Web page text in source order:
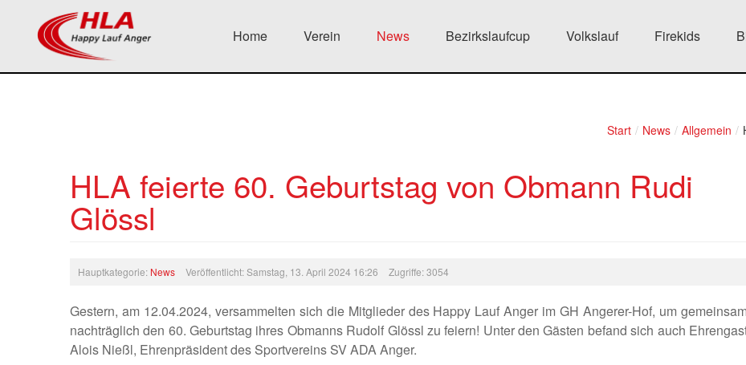
Home Verein News Bezirkslaufcup Volkslauf Firekids
Start / News / Allgemein /
HLA feierte 60. Geburtstag von Obmann Rudi
Glössl
Hauptkategorie: News Veröffentlicht: Samstag, 13. April 2024 16:26 Zugriffe: 3054
Gestern, am 12.04.2024, versammelten sich die Mitglieder des Happy Lauf Anger im GH Angerer-Hof, um
nachträglich den 60. Geburtstag ihres Obmanns Rudolf Glössl zu feiern! Unter den Gästen befand sich auch
Alois Nießl, Ehrenpräsident des Sportvereins SV ADA Anger.